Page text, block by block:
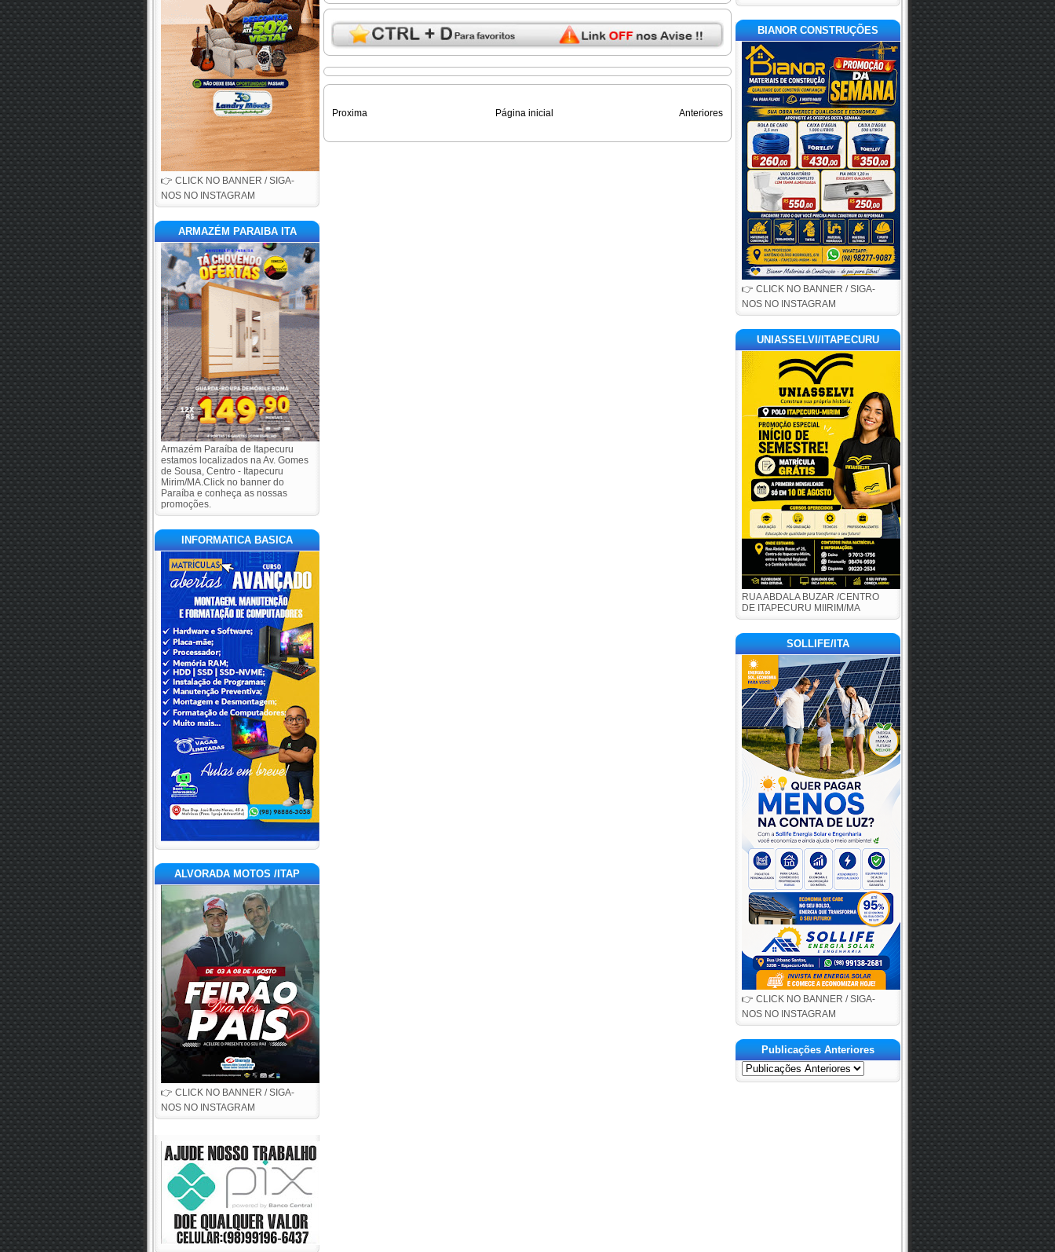
👉 CLICK NO BANNER / SIGA-
NOS NO INSTAGRAM
ARMAZÉM PARAIBA ITA
Armazém Paraíba de Itapecuru
estamos localizados na Av. Gomes
de Sousa, Centro - Itapecuru
Mirim/MA.Click no banner do
Paraíba e conheça as nossas
promoções.
INFORMATICA BASICA
ALVORADA MOTOS /ITAP
👉 CLICK NO BANNER / SIGA-
NOS NO INSTAGRAM
Proxima Anteriores
Página inicial
BIANOR CONSTRUÇÕES
👉 CLICK NO BANNER / SIGA-
NOS NO INSTAGRAM
UNIASSELVI/ITAPECURU
RUA ABDALA BUZAR /CENTRO
DE ITAPECURU MIIRIM/MA
SOLLIFE/ITA
👉 CLICK NO BANNER / SIGA-
NOS NO INSTAGRAM
Publicações Anteriores